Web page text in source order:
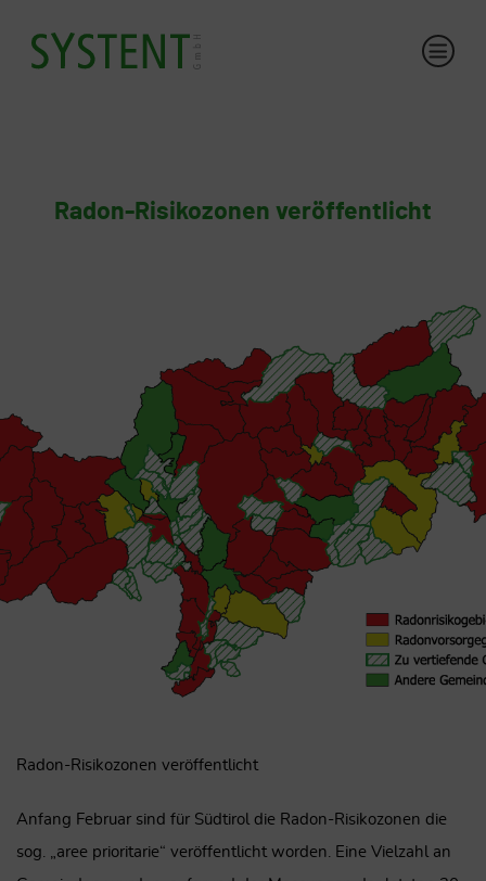
Radon-Risikozonen veröffentlicht
Radon-Risikozonen veröffentlicht
Anfang Februar sind für Südtirol die Radon-Risikozonen die
sog. „aree prioritarie“ veröffentlicht worden. Eine Vielzahl an